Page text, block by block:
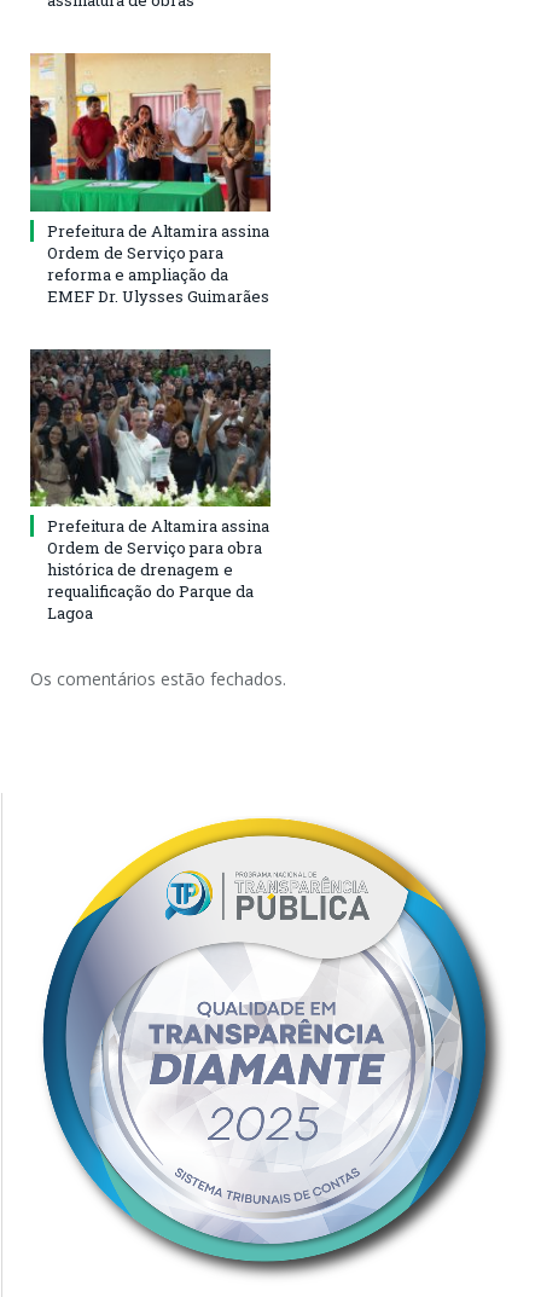
Prefeitura de Altamira assina
Ordem de Serviço para
reforma e ampliação da
EMEF Dr. Ulysses Guimarães
Prefeitura de Altamira assina
Ordem de Serviço para obra
histórica de drenagem e
requalificação do Parque da
Lagoa
Os comentários estão fechados.